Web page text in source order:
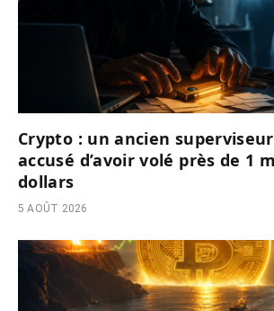
Crypto : un ancien
accusé d’avoir volé près de 1
dollars
5 AOÛT 2026